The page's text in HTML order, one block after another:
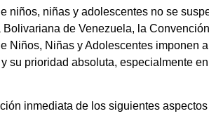
niños, niñas y adolescentes no se
de Venezuela, la
Niños, Niñas y Adolescentes imponen
su prioridad absoluta, especialmente
inmediata de los siguientes